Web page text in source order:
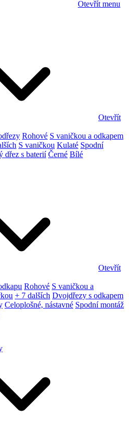
Otevřít menu
Otevřít
Rohové S vaničkou a odkapem
S vaničkou Kulaté Spodní
dřez s baterií Černé Bílé
Otevřít
Rohové S vaničkou a
+ 7 dalších Dvojdřezy s odkapem
Celoplošné, nástavné Spodní montáž